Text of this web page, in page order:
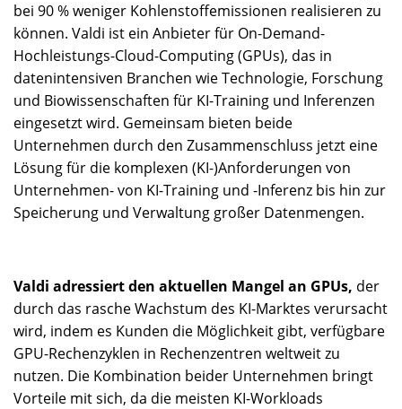
bei 90 % weniger Kohlenstoffemissionen realisieren zu
können. Valdi ist ein Anbieter für On-Demand-
Hochleistungs-Cloud-Computing (GPUs), das in
datenintensiven Branchen wie Technologie, Forschung
und Biowissenschaften für KI-Training und Inferenzen
eingesetzt wird. Gemeinsam bieten beide
Unternehmen durch den Zusammenschluss jetzt eine
Lösung für die komplexen (KI-)Anforderungen von
Unternehmen- von KI-Training und -Inferenz bis hin zur
Speicherung und Verwaltung großer Datenmengen.
Valdi adressiert den aktuellen Mangel an GPUs, der
durch das rasche Wachstum des KI-Marktes verursacht
wird, indem es Kunden die Möglichkeit gibt, verfügbare
GPU-Rechenzyklen in Rechenzentren weltweit zu
nutzen. Die Kombination beider Unternehmen bringt
Vorteile mit sich, da die meisten KI-Workloads